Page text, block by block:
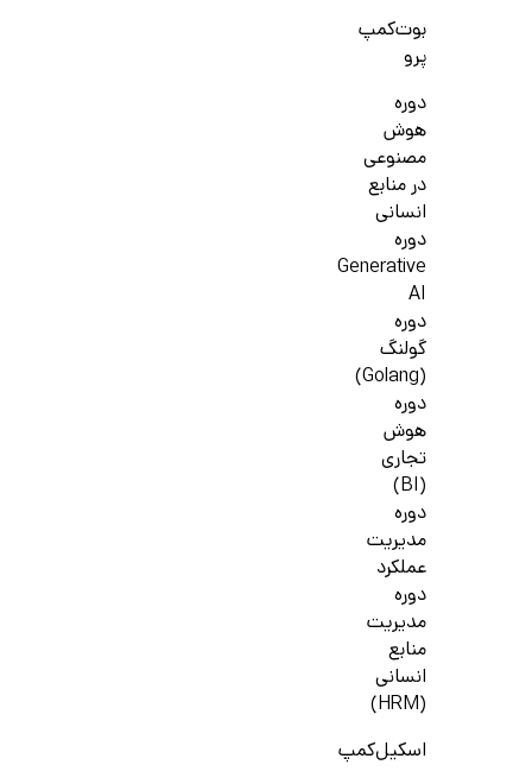
بوت‌کمپ
پرو
دوره
هوش
مصنوعی
در منابع
انسانی
دوره
Generative
AI
دوره
گولنگ
(Golang)
دوره
هوش
تجاری
(BI)
دوره
مدیریت
عملکرد
دوره
مدیریت
منابع
انسانی
(HRM)
اسکیل‌کمپ